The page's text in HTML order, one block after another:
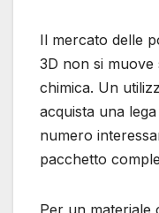
Il mercato delle
3D non si
chimica. Un
acquista una
numero
pacchetto